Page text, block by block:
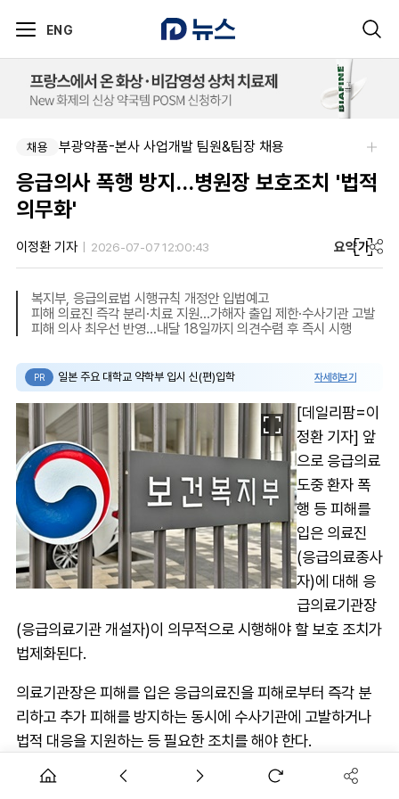
ENG
채용 부광약품-본사 사업개발 팀원&팀장 채용
응급의사 폭행 방지…병원장 보호조치 '법적
의무화'
이정환 기자 2026-07-07 12:00:43 요약가
복지부, 응급의료법 시행규칙 개정안 입법예고
피해 의료진 즉각 분리·치료 지원…가해자 출입 제한·수사기관 고발
피해 의사 최우선 반영…내달 18일까지 의견수렴 후 즉시 시행
PR 일본 주요 대학교 약학부 입시 신(편)입학 자세히보기
[데일리팜=이
정환 기자] 앞
으로 응급의료
도중 환자 폭
행 등 피해를
입은 의료진
(응급의료종사
자)에 대해 응
급의료기관장
(응급의료기관 개설자)이 의무적으로 시행해야 할 보호 조치가
법제화된다.
의료기관장은 피해를 입은 응급의료진을 피해로부터 즉각 분
리하고 추가 피해를 방지하는 동시에 수사기관에 고발하거나
법적 대응을 지원하는 등 필요한 조치를 해야 한다.
7일 보건복지부는 이같은 내용의 응급의료에 관한 법률 시행